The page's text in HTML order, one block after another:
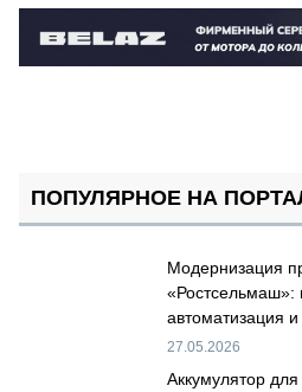
ПОПУЛЯРНОЕ НА
Модернизация
«Ростсельмаш»:
автоматизация
27.05.2026
Аккумулятор